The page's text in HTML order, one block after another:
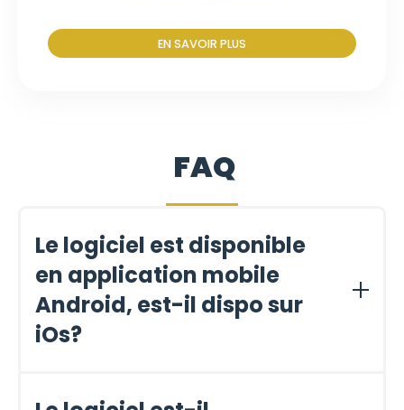
EN SAVOIR PLUS
FAQ
Le logiciel est disponible
en application mobile
Android, est-il dispo sur
iOs?
gestion (inventaire, gestion de ses boissons, gestion de ses